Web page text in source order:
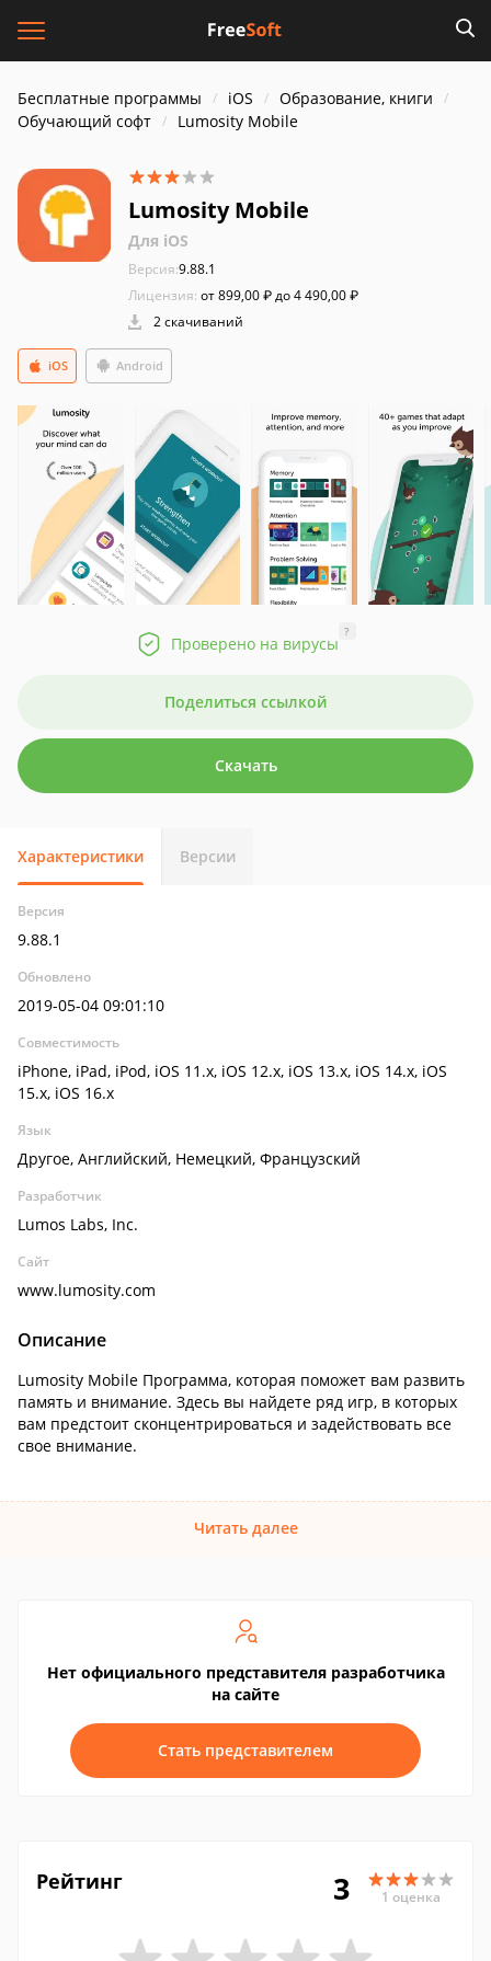
Бесплатные программы iOS
Образование, книги
Обучающий софт
Lumosity Mobile
Lumosity Mobile
Для iOS
Версия:9.88.1
Лицензия: от 899,00 ₽ до 4 490,00 ₽
2 скачиваний
iOS Android
Проверено на вирусы
?
Поделиться ссылкой
Скачать
Характеристики Версии
Версия
9.88.1
Обновлено
2019-05-04 09:01:10
Совместимость
iPhone, iPad, iPod, iOS 11.x, iOS 12.x, iOS 13.x, iOS 14.x, iOS
15.x, iOS 16.x
Язык
Другое, Английский, Немецкий, Французский
Разработчик
Lumos Labs, Inc.
Сайт
www.lumosity.com
Описание
Lumosity Mobile Программа, которая поможет вам развить
память и внимание. Здесь вы найдете ряд игр, в которых
вам предстоит сконцентрироваться и задействовать все
свое внимание.
Читать далее
Нет официального представителя разработчика
на сайте
Стать представителем
Рейтинг 3 1 оценка